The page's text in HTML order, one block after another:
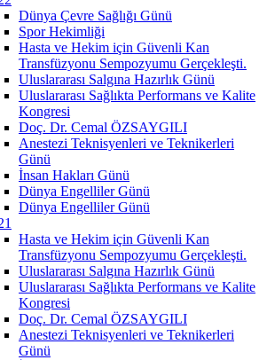
Dünya Çevre Sağlığı Günü
Spor Hekimliği
Hasta ve Hekim için Güvenli Kan
Transfüzyonu Sempozyumu Gerçekleşti.
Uluslararası Salgına Hazırlık Günü
Uluslararası Sağlıkta Performans ve Kalite
Kongresi
Doç. Dr. Cemal ÖZSAYGILI
Anestezi Teknisyenleri ve Teknikerleri
Günü
İnsan Hakları Günü
Dünya Engelliler Günü
Dünya Engelliler Günü
Hasta ve Hekim için Güvenli Kan
Transfüzyonu Sempozyumu Gerçekleşti.
Uluslararası Salgına Hazırlık Günü
Uluslararası Sağlıkta Performans ve Kalite
Kongresi
Doç. Dr. Cemal ÖZSAYGILI
Anestezi Teknisyenleri ve Teknikerleri
Günü